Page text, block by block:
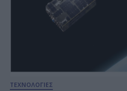
ΤΕΧΝΟΛΟΓΙΕΣ